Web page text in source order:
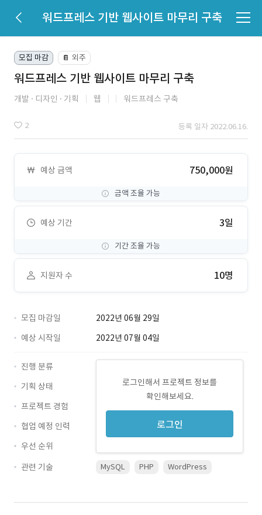
워드프레스 기반 웹사이트 마무리 구축
모집 마감 📔 외주
워드프레스 기반 웹사이트 마무리 구축
개발 디자인 기획 웹 워드프레스 구축
2 등록 일자 2022.06.16.
예상 금액 750,000원
금액 조율 가능
예상 기간 3일
기간 조율 가능
지원자 수 10명
모집 마감일
2022년 06월 29일
예상 시작일
2022년 07월 04일
로그인해서 프로젝트 정보를
확인해보세요.
로그인
진행 분류
기획 상태
프로젝트 경험
협업 예정 인력
우선 순위
관련 기술
MySQL PHP WordPress